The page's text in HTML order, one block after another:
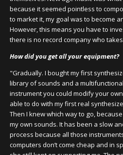
because it seemed pointless to
to market it, my goal was to become
However, this means you have to
there is no record company who
How did you get all your equipment?
"Gradually. I bought my first
library of sounds and a
instrument you could modify your
able to do with my first real
Then I knew which way to go,
my own sounds. It has been a slow
process because all those
computers don’t come cheap and in